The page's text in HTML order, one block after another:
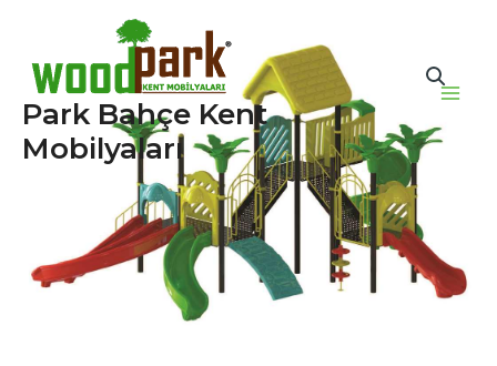
Park Bahçe Kent
Mobilyaları